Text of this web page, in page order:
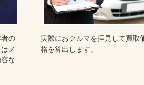
の
メ
な
実際におクルマを拝見して買取
格を算出します。